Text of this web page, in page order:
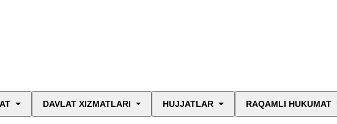
DAVLAT XIZMATLARI HUJJATLAR RAQAMLI HUKUMAT